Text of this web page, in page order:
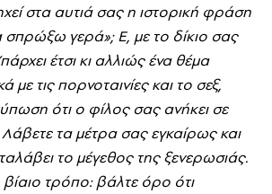
στα αυτιά σας η ιστορική φράση
σπρώξω γερά»; E, με το δίκιο σας
έτσι κι αλλιώς ένα θέμα
με τις πορνοταινίες και το σεξ,
ότι ο φίλος σας ανήκει σε
τα μέτρα σας εγκαίρως και
το μέγεθος της ξενερωσιάς.
τρόπο: βάλτε όρο ότι